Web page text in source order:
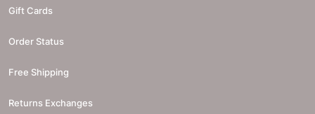
Gift Cards
Order Status
Free Shipping
Returns Exchanges